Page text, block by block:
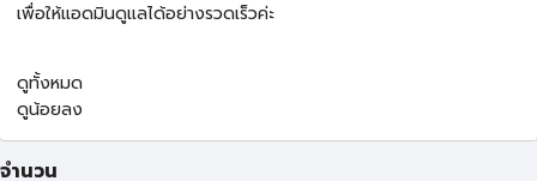
เพื่อให้แอดมินดูแลได้อย่างรวดเร็วค่ะ
ดูทั้งหมด
ดูน้อยลง
จำนวน